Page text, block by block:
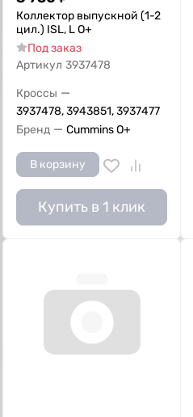
Коллектор выпускной (1-2
цил.) ISL, L О+
Под заказ
Артикул 3937478
Кроссы —
3937478, 3943851, 3937477
Бренд — Cummins O+
В корзину
Купить в 1 клик